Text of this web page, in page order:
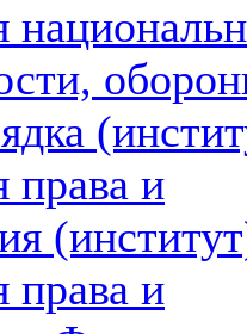
права и
права и